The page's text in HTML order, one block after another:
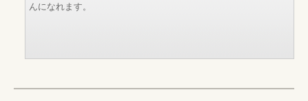
んになれます。